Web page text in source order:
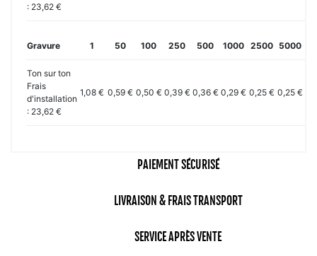
: 23,62 €
Gravure 1 50 100 250 500 1000 2500 5000
Ton sur ton
Frais
d'installation
: 23,62 €
1,08 € 0,59 € 0,50 € 0,39 € 0,36 € 0,29 € 0,25 € 0,25 €
PAIEMENT SÉCURISÉ
LIVRAISON & FRAIS TRANSPORT
SERVICE APRÈS VENTE